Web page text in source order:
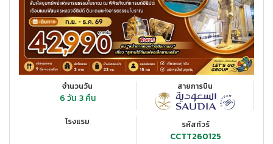
จำนวนวัน
6 วัน 3 คืน
สายการบิน
โรงแรม รหัสทัวร์
CCTT260125